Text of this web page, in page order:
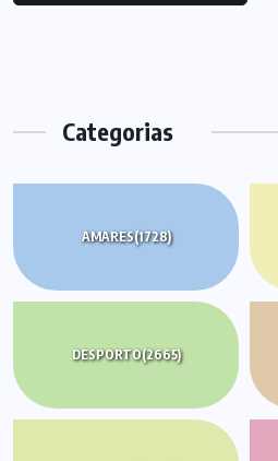
Categorias
AMARES(1728)
DESPORTO(2665)